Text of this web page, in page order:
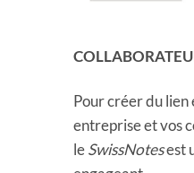
Pour créer du
entreprise et vos
leSwissNotesest